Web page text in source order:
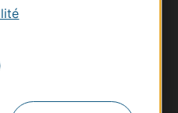
recevoir des